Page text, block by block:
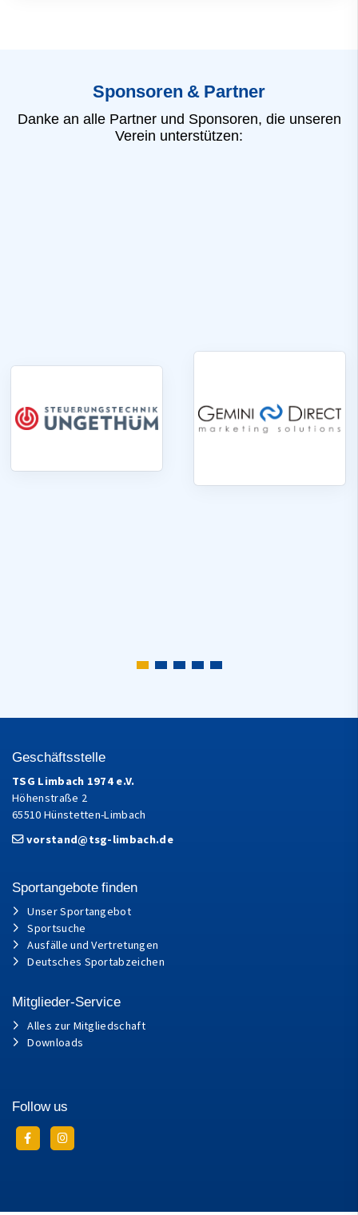
Sponsoren & Partner
Danke an alle Partner und Sponsoren, die unseren
Verein unterstützen:
Geschäftsstelle
TSG Limbach 1974 e.V.
Höhenstraße 2
65510 Hünstetten-Limbach
vorstand@tsg-limbach.de
Sportangebote finden
Unser Sportangebot
Sportsuche
Ausfälle und Vertretungen
Deutsches Sportabzeichen
Mitglieder-Service
Alles zur Mitgliedschaft
Downloads
Follow us